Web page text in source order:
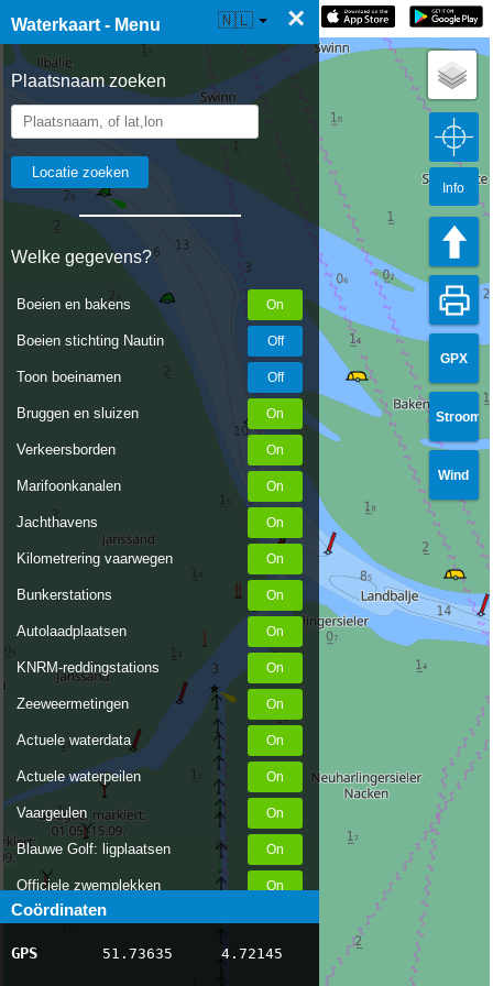
Waterkaart - Menu ×
Plaatsnaam zoeken
Welke gegevens?
Boeien en bakens
Boeien stichting Nautin
Toon boeinamen
Bruggen en sluizen
Verkeersborden
Marifoonkanalen
Jachthavens
Kilometrering vaarwegen
Bunkerstations
Autolaadplaatsen
KNRM-reddingstations
Zeeweermetingen
Actuele waterdata
Actuele waterpeilen
Vaargeulen
Blauwe Golf: ligplaatsen
Officiele zwemplekken
Stremmingen/hinder
AIS scheepsposities
Coördinaten
GPS 51.73635 4.72145
☰ Waterkaart Live 🇳🇱
GPX
Stroom
Wind
Info